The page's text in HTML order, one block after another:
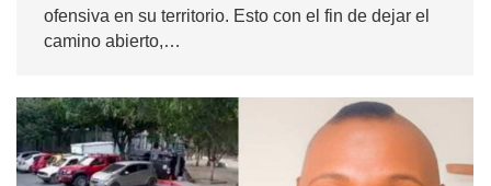
ofensiva en su territorio. Esto con el fin de dejar el
camino abierto,…